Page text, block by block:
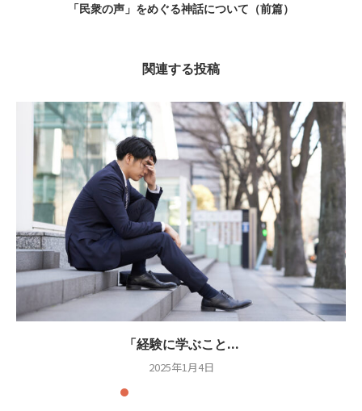
「民衆の声」をめぐる神話について（前篇）
関連する投稿
「経験に学ぶこと...
2025年1月4日